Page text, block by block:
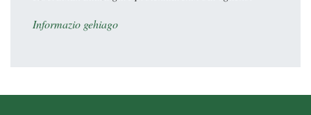
Informazio gehiago